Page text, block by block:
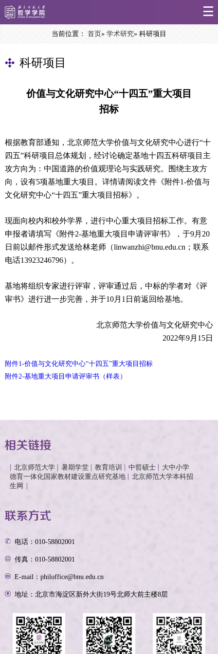
当前位置：首页»学术研究» 科研项目
科研项目
价值与文化研究中心“十四五”重大项目
招标
根据教育部通知，北京师范大学价值与⽂化研究中⼼进⾏“⼗
四五”科研项⽬总体规划，经讨论确定基地⼗四五科研项⽬主
攻⽅向为：中国道路的价值观理论与实践研究。围绕主攻⽅
向，设有5项基地重⼤项⽬。详情请阅读文件《附件1-价值与
文化研究中心“十四五”重大项目招标》。
现面向校内和校外学界，进行中心重大项目招标工作。 有意
申报者请填写《附件2-基地重⼤项⽬申请评审书》，于9⽉20
⽇前以邮件形式发送给林老师（linwanzhi@bnu.edu.cn；联系
电话13923246796）。
基地将组织专家进⾏评审，评审通过后，中标的学者对《评
审书》进⾏进⼀步完善，并于10⽉1⽇前返回给基地。
北京师范⼤学价值与⽂化研究中⼼
2022年9月15日
附件1-价值与文化研究中心“十四五”重大项目招标
附件2-基地重大项目申请评审书（样表）
北京师范大学 暑期学堂 教育培训 中哲硕士
大中小学
德育一体化国家教材建设重点研究基地
北京师范大学本科招
生网
电话：010-58802001
传真：010-58802001
E-mail：philoffice@bnu.edu.cn
地址：北京市海淀区新外大街19号北师大前主楼8层